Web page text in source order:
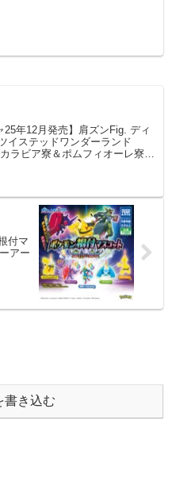
25年12月発売】肩ズンFig. ディ
イステッドワンダーランド
ラビア寮＆ポムフィオーレ寮
付マ
アー
書き込む